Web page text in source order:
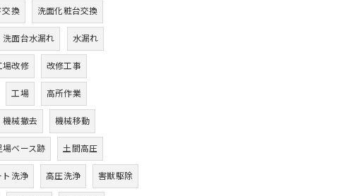
交換 洗面化粧台交換
洗面台水漏れ 水漏れ
場改修 改修工事
工場 高所作業
機械撤去 機械移動
場ベース跡 土間高圧
ト洗浄 高圧洗浄 害獣駆除